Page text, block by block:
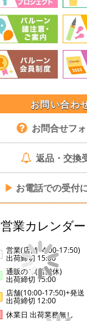
お問い合わ
お問合せフ
返品・交換
▶ お電話での受付
営業カレンダー
営業(店舗14:00-17:50)
出荷締切 15:00
通販のみ(店舗休)
出荷締切 15:00
店舗(10:00-17:50)+発送
出荷締切 12:00
休業日 出荷業務無し